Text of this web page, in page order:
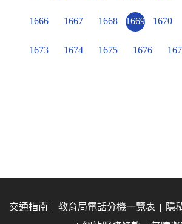
1666 1667 1668 1669 1670
1673 1674 1675 1676
交通指南 教育局電話分機一覽表
隱